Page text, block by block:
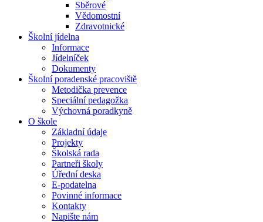
Sběrové
Vědomostní
Zdravotnické
Školní jídelna
Informace
Jídelníček
Dokumenty
Školní poradenské pracoviště
Metodička prevence
Speciální pedagožka
Výchovná poradkyně
O škole
Základní údaje
Projekty
Školská rada
Partneři školy
Úřední deska
E-podatelna
Povinné informace
Kontakty
Napište nám